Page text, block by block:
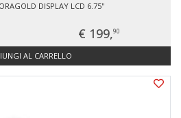
DISPLAY LCD 6.75''
€ 199,90
AL CARRELLO